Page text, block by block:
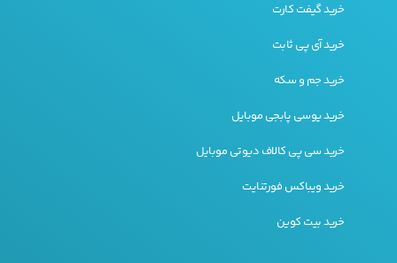
خرید گیفت کارت
خرید آی پی ثابت
خرید جم و سکه
خرید یوسی پابجی موبایل
خرید سی پی کالاف دیوتی موبایل
خرید ویباکس فورتنایت
خرید بیت کوین